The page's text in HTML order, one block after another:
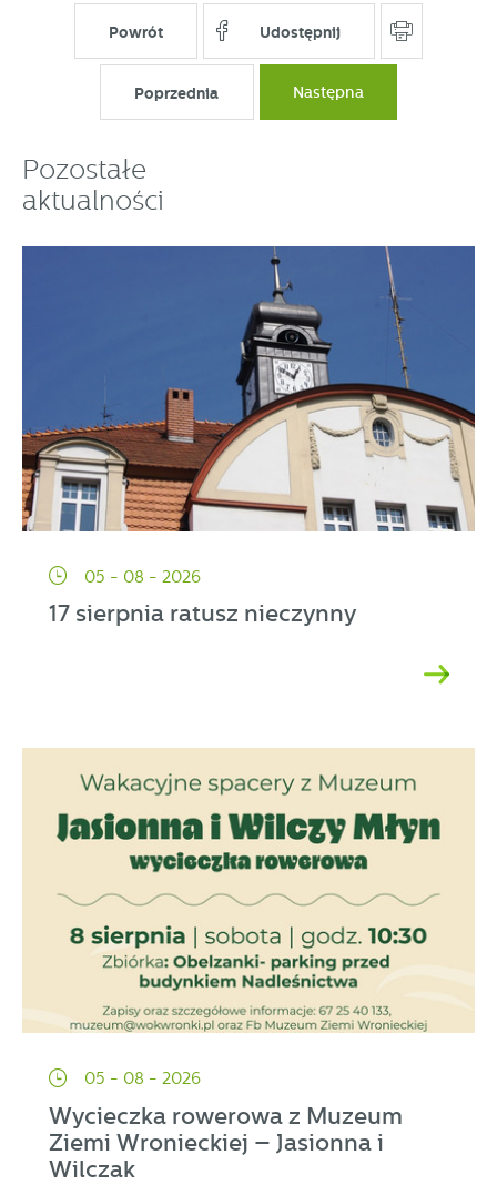
Powrót Udostępnij
Poprzednia Następna
Pozostałe
aktualności
05 - 08 - 2026
17 sierpnia ratusz nieczynny
05 - 08 - 2026
Wycieczka rowerowa z Muzeum
Ziemi Wronieckiej – Jasionna i
Wilczak
partnerami oraz innych dostawców usług. Firmy te działają
w charakterze pośredników prezentujących nasze treści w
postaci wiadomości, ofert, komunikatów mediów
społecznościowych.